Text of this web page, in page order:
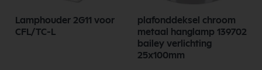
Lamphouder 2G11 voor
CFL/TC-L
plafonddeksel chroom
metaal hanglamp 139702
bailey verlichting
25x100mm